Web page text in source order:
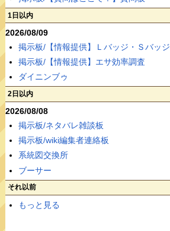
1日以内
2026/08/09
掲示板/【情報提供】Ｌバッジ・Ｓバッジ
掲示板/【情報提供】エサ効率調査
ダイニンブゥ
2日以内
2026/08/08
掲示板/ネタバレ雑談板
掲示板/wiki編集者連絡板
系統図交換所
ブーサー
それ以前
もっと見る